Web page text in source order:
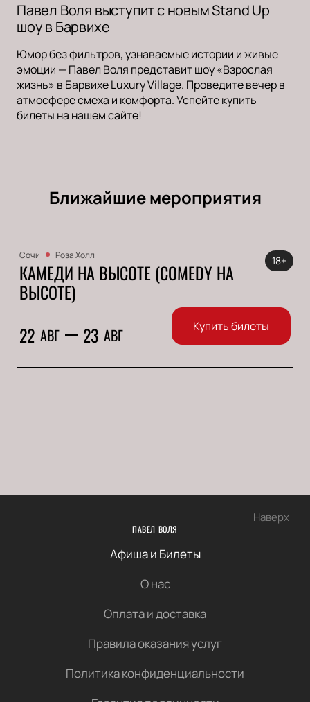
Павел Воля выступит с новым Stand Up
шоу в Барвихе
Юмор без фильтров, узнаваемые истории и живые
эмоции — Павел Воля представит шоу «Взрослая
жизнь» в Барвихе Luxury Village. Проведите вечер в
атмосфере смеха и комфорта. Успейте купить
билеты на нашем сайте!
Ближайшие мероприятия
Сочи Роза Холл
КАМЕДИ НА ВЫСОТЕ (COMEDY НА
ВЫСОТЕ)
22 АВГ 23 АВГ
18+
Купить билеты
Наверх
ПАВЕЛ ВОЛЯ
Афиша и Билеты
О нас
Оплата и доставка
Правила оказания услуг
Политика конфиденциальности